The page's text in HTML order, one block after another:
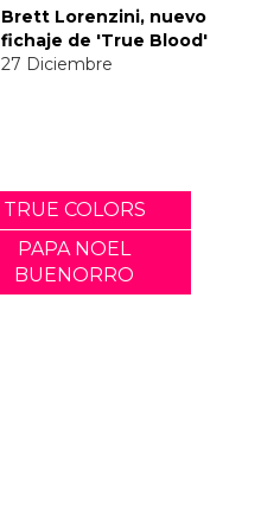
Brett Lorenzini, nuevo
fichaje de 'True Blood'
27 Diciembre
TRUE COLORS
PAPA NOEL
BUENORRO